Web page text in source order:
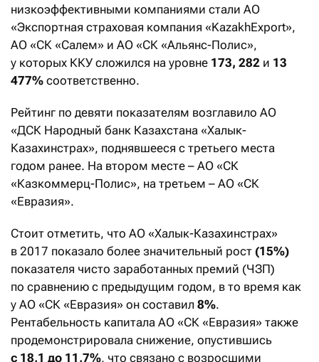
низкоэффективными компаниями стали АО
«Экспортная страховая компания «KazakhExport»,
АО «СК «Салем» и АО «СК «Альянс-Полис»,
у которых ККУ сложился на уровне 173, 282 и 13
477% соответственно.
Рейтинг по девяти показателям возглавило АО
«ДСК Народный банк Казахстана «Халык-
Казахинстрах», поднявшееся с третьего места
годом ранее. На втором месте – АO «СК
«Казкоммерц-Полис», на третьем – АО «СК
«Евразия».
Стоит отметить, что АО «Халык-Казахинстрах»
в 2017 показало более значительный рост (15%)
показателя чисто заработанных премий (ЧЗП)
по сравнению с предыдущим годом, в то время как
у АО «СК «Евразия» он составил 8%.
Рентабельность капитала АО «СК «Евразия» также
продемонстрировала снижение, опустившись
с 18,1 до 11,7%, что связано с возросшими